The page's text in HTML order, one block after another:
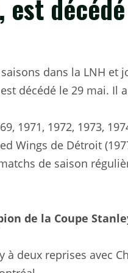
est décédé
dans la LNH et
décédé le 29 mai. Il
1971, 1972, 1973,
Wings de Détroit
de saison
de la Coupe
deux reprises avec